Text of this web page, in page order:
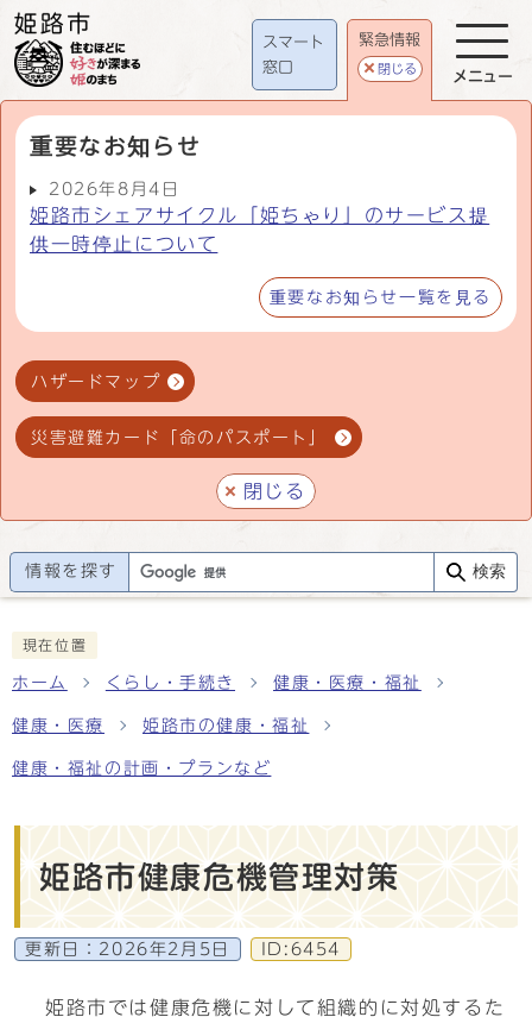
スマート
窓口
緊急情報
閉じる
重要なお知らせ
2026年8月4日
姫路市シェアサイクル「姫ちゃり」のサービス提
供一時停止について
重要なお知らせ一覧を見る
ハザードマップ
災害避難カード「命のパスポート」
閉じる
メニュー
情報を探す 検索
現在位置
ホーム くらし・手続き 健康・医療・福祉
健康・医療 姫路市の健康・福祉
健康・福祉の計画・プランなど
姫路市健康危機管理対策
更新日： 2026年2月5日 ID:6454
姫路市では健康危機に対して組織的に対処するた